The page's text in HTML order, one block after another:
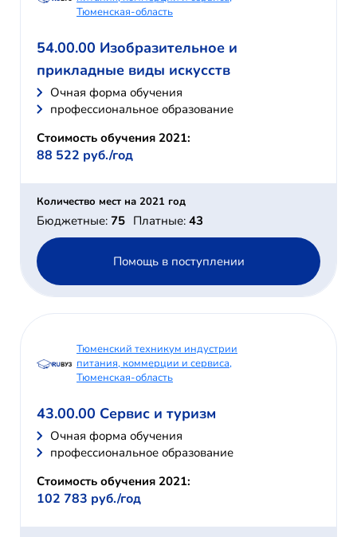
Тюменская-область
54.00.00 Изобразительное и
прикладные виды искусств
Очная форма обучения
профессиональное образование
Стоимость обучения 2021:
88 522 руб./год
Количество мест на 2021 год
Бюджетные: 75 Платные: 43
Помощь в поступлении
Тюменский техникум индустрии
питания, коммерции и сервиса,
Тюменская-область
43.00.00 Сервис и туризм
Очная форма обучения
профессиональное образование
Стоимость обучения 2021:
102 783 руб./год